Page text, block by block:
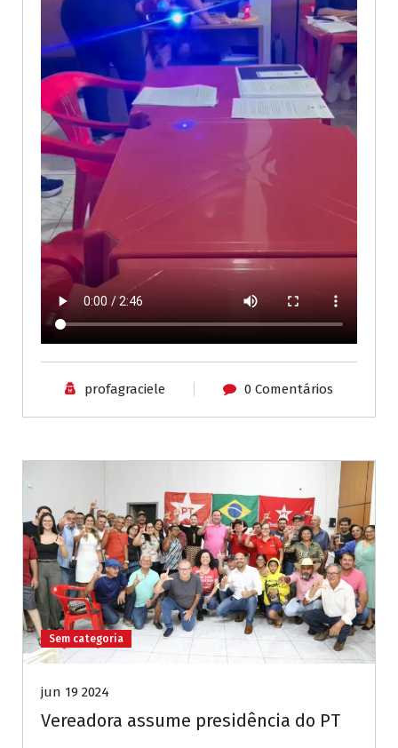
profagraciele 0 Comentários
Sem categoria
jun 19 2024
Vereadora assume presidência do PT